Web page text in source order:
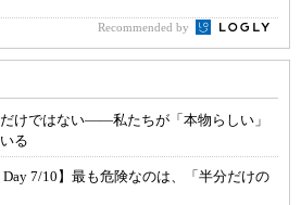
Recommended by
けではない――私たちが「本物らしい」
る
Day 7/10】最も危険なのは、「半分だけの